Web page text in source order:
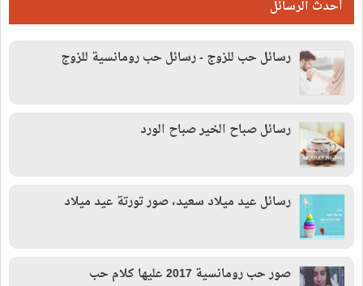
أحدث الرسائل
رسائل حب للزوج - رسائل حب رومانسية للزوج
رسائل صباح الخير صباح الورد
رسائل عيد ميلاد سعيد، صور تورتة عيد ميلاد
صور حب رومانسية 2017 عليها كلام حب